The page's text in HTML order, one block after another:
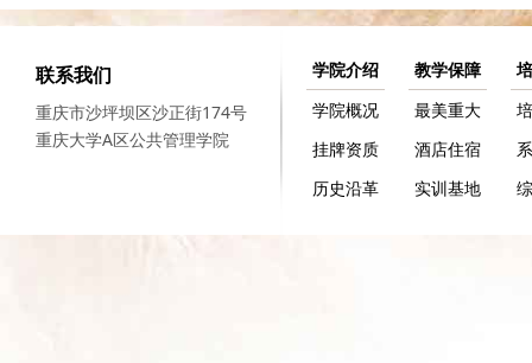
联系我们
重庆市沙坪坝区沙正街174号
重庆大学A区公共管理学院
学院介绍
学院概况
挂牌资质
历史沿革
教学保障
最美重大
酒店住宿
实训基地